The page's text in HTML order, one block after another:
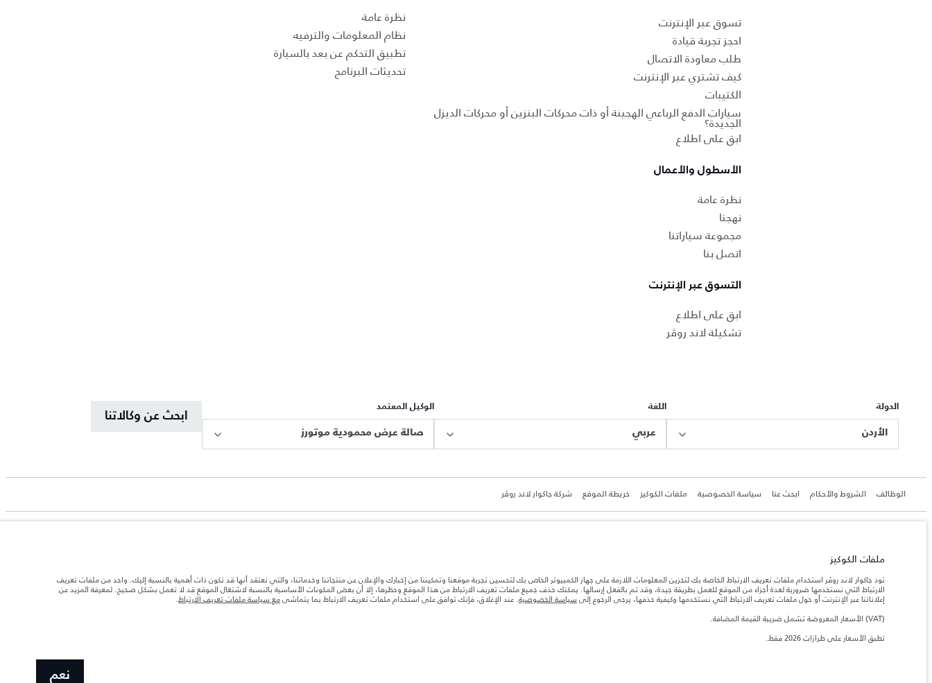
تسوق عبر الإنترنت
احجز تجربة قيادة
طلب معاودة الاتصال
كيف تشتري عبر الإنترنت
الكتيبات
سيارات الدفع الرباعي الهجينة أو ذات محركات البنزين أو محركات الديزل
الجديدة؟
ابق على اطلاع
الأسطول والأعمال
نظرة عامة
نهجنا
مجموعة سياراتنا
اتصل بنا
التسوق عبر الإنترنت
ابق على اطلاع
تشكيلة لاند روڤر
نظرة عامة
نظام المعلومات والترفيه
تطبيق التحكم عن بعد بالسيارة
تحديثات البرنامج
الدولة
الأردن
اللغة
عربي
الوكيل المعتمد
صالة عرض محمودية موتورز
ابحث عن وكالاتنا
الوظائف الشروط والأحكام ابحث عنا سياسة الخصوصية ملفات الكوكيز خريطة الموقع شركة جاكوار لاند روڤر
جاكوار لاند روڨر المحدودة: 2026
الأردن, محمودية موتورز
تعكس الأوزان المذكورة مواصفات السيارة القياسية. سوف تؤثر الإكسسوارات وغيرها من العناصر المثبتة بعد نقطة التصنيع في الحمولة. تأكد من عدم تجاوز الوزن الإجمالي للسيارة والحد الأقصى لأحمال المحور عند تحميل السيارة بالإكسسوارات والركاب والسوائل والوقود والحمولة.
المعلومات والمواصفات والأسعار والألوان المذكورة على هذا الموقع قد تختلف من بلد إلى آخر، كما أنّها قد تتغير بدون إشعار مسبق. الرجاء التواصل مع وكيلنا المحلي للتأكد من توفّرها والتحقق من الأسعار.
ملاحظة مهمة حول الصور والمواصفات.إن النقص العالمي في أشباه الموصلات يؤثر حاليًا في مواصفات تصميم السيارات وتوفر الخيارات وتوقيتات التصاميم. هذا ظرف ديناميكي للغاية، ونتيجة لذلك، قد لا تمثّل الصور المستخدَمة ضمن موقع الويب حاليًا المواصفات الحالية بالكامل بالنسبة إلى الميزات
ملفات الكوكيز
تود جاكوار لاند روڤر استخدام ملفات تعريف الارتباط الخاصة بك لتخزين المعلومات اللازمة على جهاز الكمبيوتر الخاص بك لتحسين تجربة موقعنا وتمكيننا من إخبارك والإعلان عن منتجاتنا وخدماتنا، والتي نعتقد أنها قد تكون ذات أهمية بالنسبة إليك. واحد من ملفات تعريف
الارتباط التي نستخدمها ضرورية لعدة أجزاء من الموقع للعمل بطريقة جيدة، وقد تم بالفعل إرسالها. يمكنك حذف جميع ملفات تعريف الارتباط من هذا الموقع وحظرها، إلا أن بعض المكونات الأساسية بالنسبة لاشتغال الموقع قد لا تعمل بشكل صحيح. لمعرفة المزيد عن
إعلاناتنا عبر الإنترنت أو حول ملفات تعريف الارتباط التي نستخدمها وكيفية حذفها، يرجى الرجوع إلى سياسة الخصوصية. عند الإغلاق، فإنك توافق على استخدام ملفات تعريف الارتباط بما يتماشىمع سياسة ملفات تعريف الارتباط.
(VAT) الأسعار المعروضة تشمل ضريبة القيمة المضافة.
تطبق الأسعار على طرازات 2026 فقط.‎
نعم